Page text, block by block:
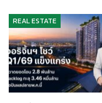
REAL ESTATE